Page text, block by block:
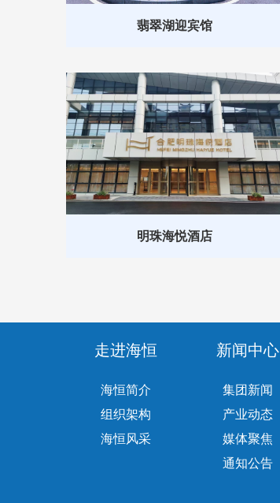
翡翠湖迎宾馆
明珠海悦酒店
走进海恒
海恒简介
组织架构
海恒风采
新闻中心
集团新闻
产业动态
媒体聚焦
通知公告